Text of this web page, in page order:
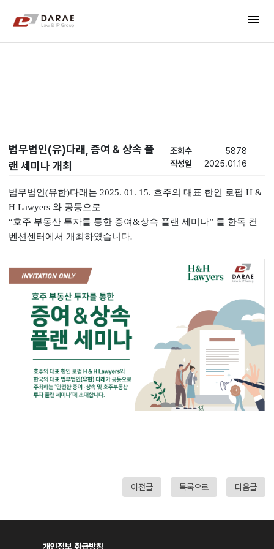
메인 메뉴 바로가기
menu
법무법인(유)다래, 증여 & 상속 플
랜 세미나 개최
조회수
5878
작성일
2025.01.16
법무법인 (유한)다래는 2025. 01. 15. 호주의 대표 한인 로펌 H &
H Lawyers 와 공동으로
“호주 부동산 투자를 통한 증여&상속 플랜 세미나” 를 한독 컨
벤션센터에서 개최하였습니다.
이전글 목록으로 다음글
개인정보 취급방침